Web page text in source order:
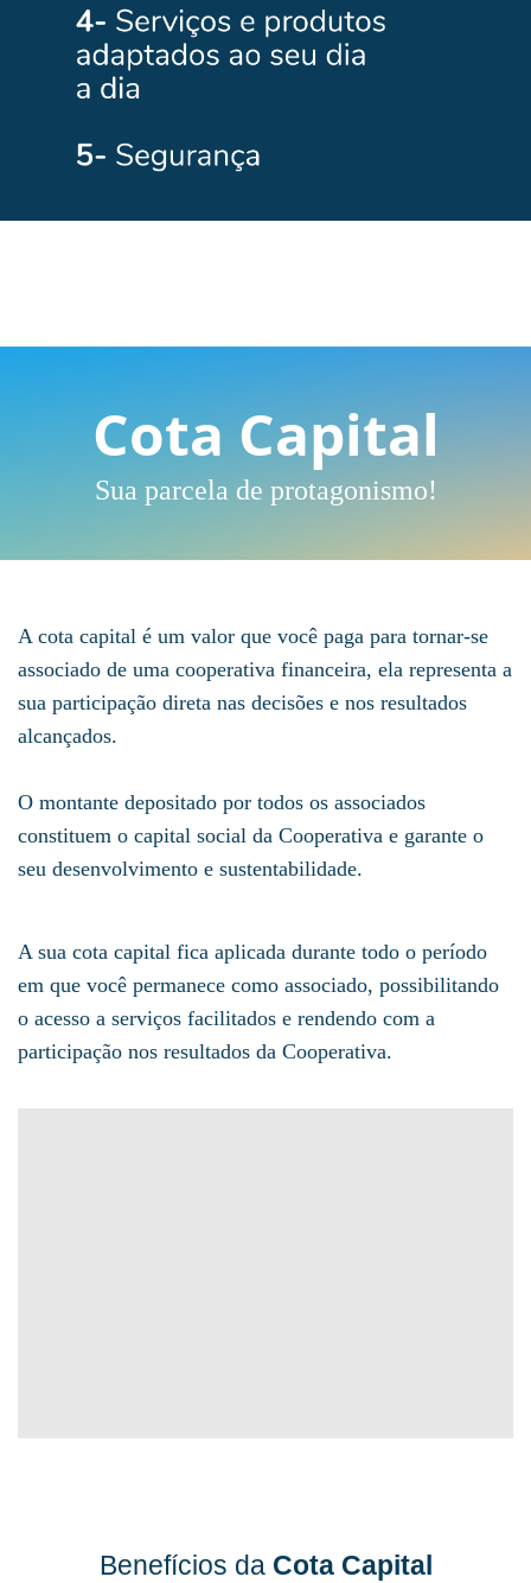
Cota Capital
Sua parcela de protagonismo!
A cota capital é um valor que você paga para tornar-se
associado de uma cooperativa financeira, ela representa a
sua participação direta nas decisões e nos resultados
alcançados.
O montante depositado por todos os associados
constituem o capital social da Cooperativa e garante o
seu desenvolvimento e sustentabilidade.
A sua cota capital fica aplicada durante todo o período
em que você permanece como associado, possibilitando
o acesso a serviços facilitados e rendendo com a
participação nos resultados da Cooperativa.
Benefícios da Cota Capital